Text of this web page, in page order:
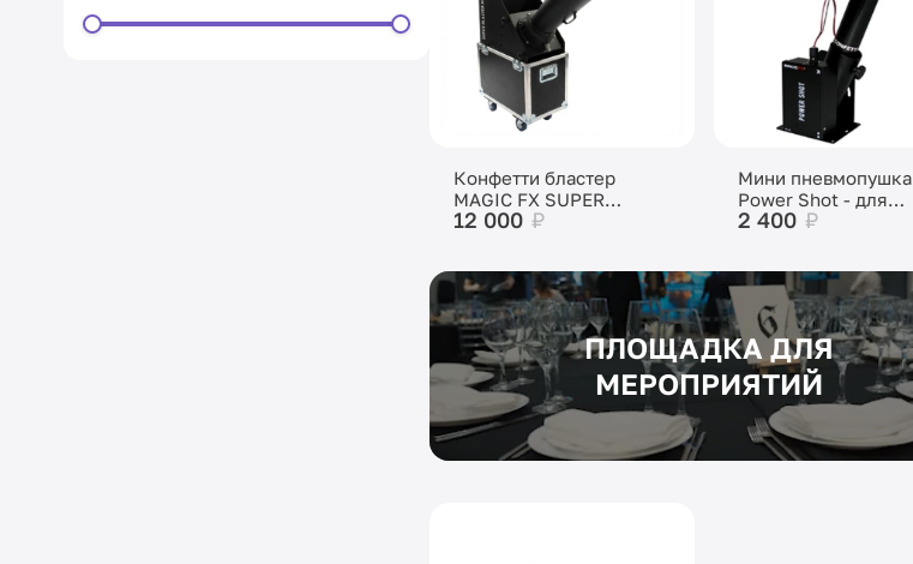
Конфетти бластер
MAGIC FX SUPER
BLASTER XL
12 000 ₽
Мини пневмопушка
Power Shot - для
выброса конфетти и
2 400 ₽
ПЛОЩАДКА ДЛЯ
МЕРОПРИЯТИЙ